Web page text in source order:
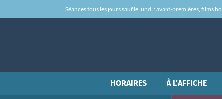
Séances tous les jours sauf le lundi : avant-premières, films
HORAIRES À L’AFFICHE